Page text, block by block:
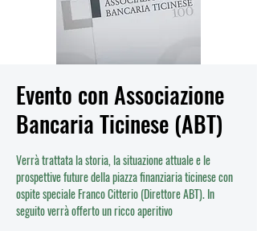
Evento con Associazione
Bancaria Ticinese (ABT)
Verrà trattata la storia, la situazione attuale e le
prospettive future della piazza finanziaria ticinese con
ospite speciale Franco Citterio (Direttore ABT). In
seguito verrà offerto un ricco aperitivo